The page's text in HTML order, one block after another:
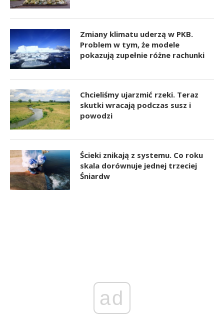
Zmiany klimatu uderzą w PKB.
Problem w tym, że modele
pokazują zupełnie różne rachunki
Chcieliśmy ujarzmić rzeki. Teraz
skutki wracają podczas susz i
powodzi
Ścieki znikają z systemu. Co roku
skala dorównuje jednej trzeciej
Śniardw
ad